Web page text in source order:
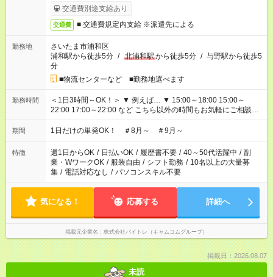
交通費別途支給あり
交通費 ■ 交通費規定内支給 ※派遣先による
勤務地
さいたま市浦和区
浦和駅から徒歩5分 / 北浦和駅から徒歩5分 / 与野駅から徒歩5
分
■物流センターなど ■勤務地選べます
勤務時間
＜1日3時間～OK！＞ ▼ 例えば… ▼ 15:00～18:00 15:00～
22:00 17:00～22:00 など こちら以外の時間もお気軽にご相談く
ださい！
期間 1日だけの単発OK！ ＃8月～ ＃9月～
特徴 週1日からOK / 日払いOK / 履歴書不要 / 40～50代活躍中 / 副
業・WワークOK / 服装自由 / シフト勤務 / 10名以上の大量募
集 / 電話対応なし / パソコンスキル不要
気になる！ 応募する 詳細へ
掲載元企業名 株式会社バイトレ（キャムコムグループ）
掲載日：2026.08.07
未読